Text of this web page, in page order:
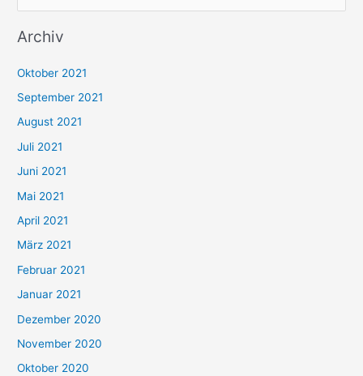
c
n
n
a
c
h
:
Archiv
Oktober 2021
September 2021
August 2021
Juli 2021
Juni 2021
Mai 2021
April 2021
März 2021
Februar 2021
Januar 2021
Dezember 2020
November 2020
Oktober 2020